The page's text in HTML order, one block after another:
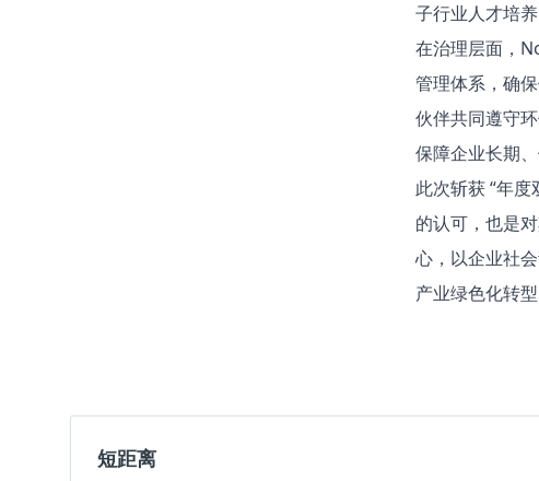
子行业人才培
在治理层面，
管理体系，确
伙伴共同遵守
保障企业长期、
此次斩获 “年
的认可，也是
心，以企业社
产业绿色化转
短距离